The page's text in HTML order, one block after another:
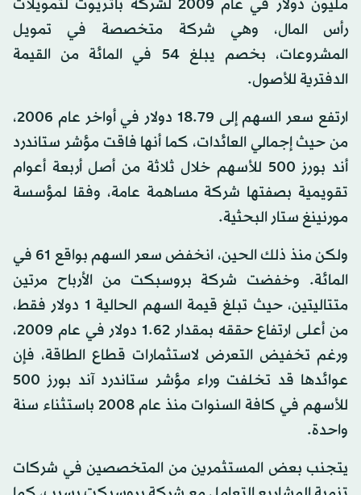
مليون دولار في عام 2009 لشركة باتريوت لتمويلات
رأس المال، وهي شركة متخصصة في تمويل
المشروعات، بخصم يبلغ 54 في المائة من القيمة
الدفترية للأصول.
ارتفع سعر السهم إلى 18.79 دولار في أواخر عام 2006،
من حيث إجمالي العائدات، كما أنها فاقت مؤشر ستاندرد
أند بورز 500 للأسهم خلال ثلاثة من أصل أربعة أعوام
تقويمية بصفتها شركة مساهمة عامة، وفقا لمؤسسة
مورنينغ ستار البحثية.
ولكن منذ ذلك الحين، انخفض سعر السهم بواقع 61 في
المائة. وخفضت شركة بروسبكت من الأرباح مرتين
متتاليتين، حيث تبلغ قيمة السهم الحالية 1 دولار فقط،
من أعلى ارتفاع حققه بمقدار 1.62 دولار في عام 2009،
ورغم تخفيض التعرض لاستثمارات قطاع الطاقة، فإن
عوائدها قد تخلفت وراء مؤشر ستاندرد آند بورز 500
للأسهم في كافة السنوات منذ عام 2008 باستثناء سنة
واحدة.
يتجنب بعض المستثمرين من المتخصصين في شركات